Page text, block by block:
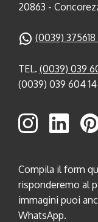
20863 -
(0039) 375618
TEL. (0039) 039
(0039) 039 604
Compila il form
risponderemo al
immagini puoi
WhatsApp.